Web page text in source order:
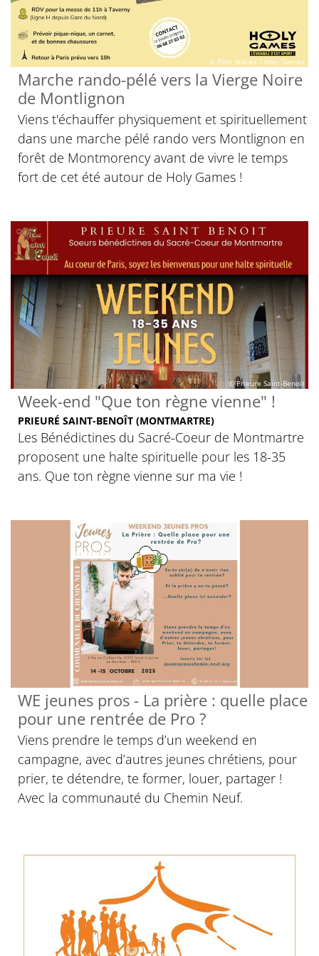
© Pôle Jeunes / Holy Games
Marche rando-pélé vers la Vierge Noire
de Montlignon
Viens t'échauffer physiquement et spirituellement
dans une marche pélé rando vers Montlignon en
forêt de Montmorency avant de vivre le temps
fort de cet été autour de Holy Games !
© Prieure Saint-Benoit
Week-end "Que ton règne vienne" !
PRIEURÉ SAINT-BENOÎT (MONTMARTRE)
Les Bénédictines du Sacré-Coeur de Montmartre
proposent une halte spirituelle pour les 18-35
ans. Que ton règne vienne sur ma vie !
WE jeunes pros - La prière : quelle place
pour une rentrée de Pro ?
Viens prendre le temps d’un weekend en
campagne, avec d’autres jeunes chrétiens, pour
prier, te détendre, te former, louer, partager !
Avec la communauté du Chemin Neuf.